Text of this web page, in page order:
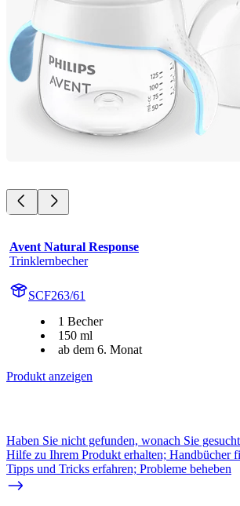
Avent Natural Response
Trinklernbecher
SCF263/61
1 Becher
150 ml
ab dem 6. Monat
Produkt anzeigen
Haben Sie nicht gefunden, wonach Sie
Hilfe zu Ihrem Produkt erhalten; Handbücher
Tipps und Tricks erfahren; Probleme beheben